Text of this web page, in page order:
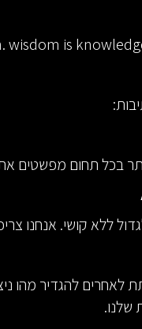
wisdom is
בכל תחום מפשטים
ללא קושי. אנחנו
לאחרים להגדיר מהו
שלנו.